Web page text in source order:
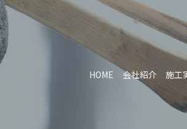
HOME 会社紹介 施工